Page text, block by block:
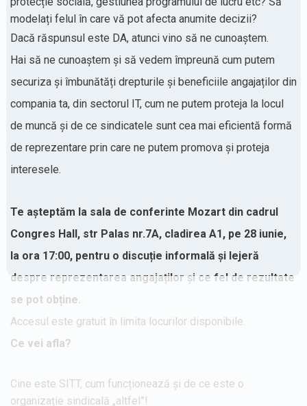
modelați felul în care vă pot afecta anumite decizii?
Dacă răspunsul este DA, atunci vino să ne cunoaștem.
Hai să ne cunoaștem și să vedem împreună cum putem
securiza și îmbunătăți drepturile și beneficiile angajaților din
compania ta, din sectorul IT, cum ne putem proteja la locul
de muncă și de ce sindicatele sunt cea mai eficientă formă
de reprezentare prin care ne putem promova și proteja
interesele.
Te așteptăm la sala de conferinte Mozart din cadrul
Congres Hall, str Palas nr.7A, cladirea A1, pe 28 iunie,
la ora 17:00, pentru o discuție informală și lejeră
despre reprezentarea angajaților și ce fel de rezultate
se pot obține.
Accesul este gratuit în limita locurilor disponibile.
Ce vei afla?
Cine este SITT, cum funcționează și de ce este o
organizație sindicală „altfel”!